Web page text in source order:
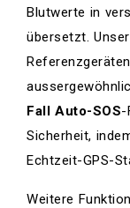
Blutwerte in
übersetzt.
Fall Auto-SOS-
Sicherheit,
Echtzeit-GPS-
Weitere